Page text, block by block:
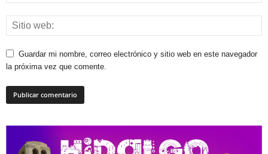
Guardar mi nombre, correo electrónico y sitio web en este navegador
la próxima vez que comente.